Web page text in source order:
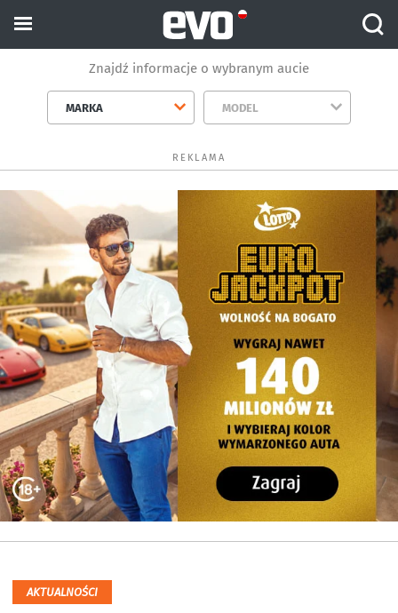
Znajdź informacje o wybranym aucie
MARKA MODEL
REKLAMA
AKTUALNOŚCI